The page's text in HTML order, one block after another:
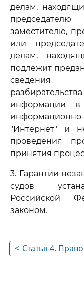
делам,
заместителю,
или
делам,
подлежит
сведения
информации в
"Интернет" и
проведения
принятия
3. Гарантии
судов
Российской
законом.
< Статья 4.